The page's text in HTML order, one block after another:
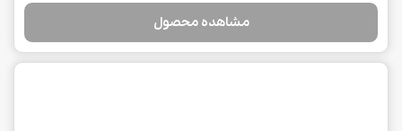
مشاهده محصول